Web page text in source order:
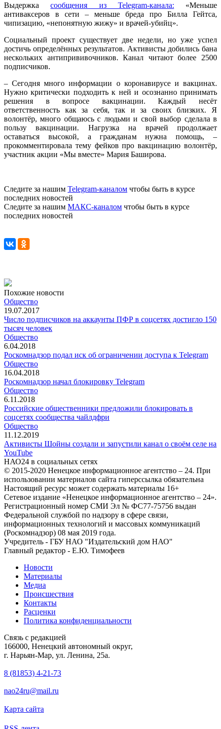
Выдержкасообщения из Telegram-канала: «Меньше
антиваксеров в сети – меньше бреда про Билла Гейтса,
чипизацию, «непонятную жижу» и врачей-убийц».
Социальный проект существует две недели, но уже успел
достичь определённых результатов. Активисты добились бана
нескольких антипрививочников. Канал читают более 2500
подписчиков.
– Сегодня много информации о коронавирусе и вакцинах.
Нужно критически подходить к ней и осознанно принимать
решения в вопросе вакцинации. Каждый несёт
ответственность как за себя, так и за своих близких. Я
волонтёр, много общаюсь с людьми и свой выбор сделала в
пользу вакцинации. Нагрузка на врачей продолжает
оставаться высокой, а гражданам нужна помощь, –
прокомментировала тему фейков про вакцинацию волонтёр,
участник акции «Мы вместе» Мария Баширова.
Следите за нашим Telegram-каналом чтобы быть в курсе
последних новостей
Следите за нашим МАКС-каналом чтобы быть в курсе
последних новостей
Похожие новости
Общество
19.07.2017
Число подписчиков на аккаунты ПФР в соцсетях достигло 150
тысяч человек
Общество
6.04.2018
Роскомнадзор подал иск об ограничении доступа к Telegram‍
Общество
16.04.2018
Роскомнадзор начал блокировку Telegram
Общество
6.11.2018
Российские общественники предложили блокировать в
соцсетях сообщества чайлдфри
Общество
11.12.2019
Активисты Шойны создали и запустили канал о своём селе на
YouTube
НАО24 в социальных сетях
© 2015-2020 Ненецкое информационное агентство – 24. При
использовании материалов сайта гиперссылка обязательна
Настоящий ресурс может содержать материалы 16+
Сетевое издание «Ненецкое информационное агентство – 24».
Регистрационный номер СМИ Эл № ФС77-75756 выдан
Федеральной службой по надзору в сфере связи,
информационных технологий и массовых коммуникаций
(Роскомнадзор) 08 мая 2019 года.
Учредитель - ГБУ НАО "Издательский дом НАО"
Главный редактор - Е.Ю. Тимофеев
Новости
Материалы
Медиа
Происшествия
Контакты
Расценки
Политика конфиденциальности
Связь с редакцией
166000, Ненецкий автономный округ,
г. Нарьян-Мар, ул. Ленина, 25а.
8 (81853) 4-21-73
nao24ru@mail.ru
Карта сайта